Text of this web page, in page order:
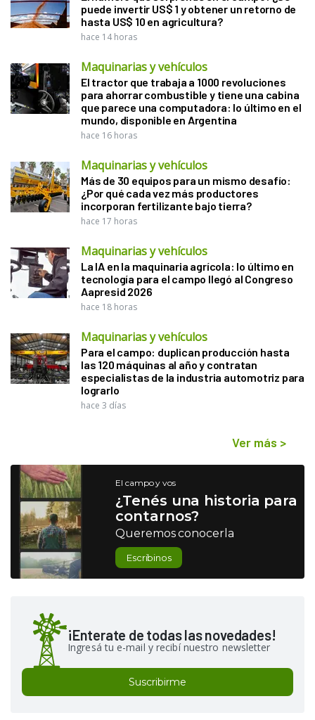
puede invertir US$ 1 y obtener un retorno de
hasta US$ 10 en agricultura?
hace 14 horas
Maquinarias y vehículos
El tractor que trabaja a 1000 revoluciones
para ahorrar combustible y tiene una cabina
que parece una computadora: lo último en el
mundo, disponible en Argentina
hace 16 horas
Maquinarias y vehículos
Más de 30 equipos para un mismo desafío:
¿Por qué cada vez más productores
incorporan fertilizante bajo tierra?
hace 17 horas
Maquinarias y vehículos
La IA en la maquinaria agrícola: lo último en
tecnología para el campo llegó al Congreso
Aapresid 2026
hace 18 horas
Maquinarias y vehículos
Para el campo: duplican producción hasta
las 120 máquinas al año y contratan
especialistas de la industria automotriz para
lograrlo
hace 3 días
Ver más >
El campo y vos
¿Tenés una historia para
contarnos?
Queremos conocerla
Escribinos
¡Enterate de todas las novedades!
Ingresá tu e-mail y recibí nuestro newsletter
Suscribirme